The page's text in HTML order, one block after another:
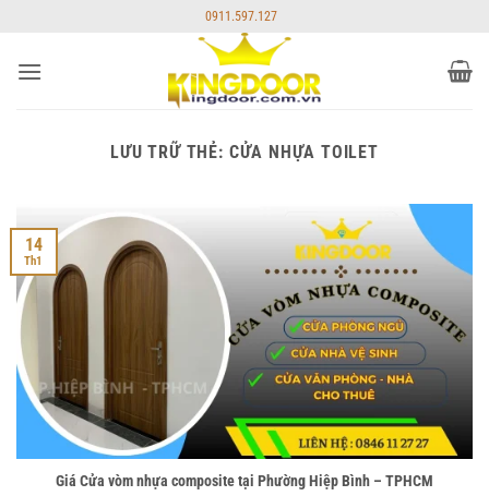
nội
0911.597.127
LƯU TRỮ THẺ: CỬA NHỰA TOILET
Giá Cửa vòm nhựa composite tại Phường Hiệp Bình – TPHCM
14
Th1